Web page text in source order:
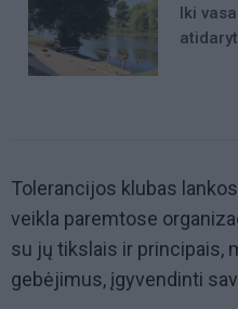
Iki
Tolerancijos klubas
veikla paremtose
su jų tikslais ir principais,
gebėjimus, įgyvendinti